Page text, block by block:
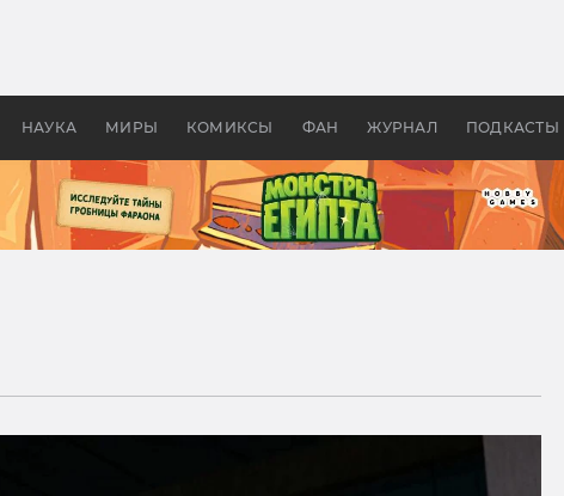
НАУКА МИРЫ КОМИКСЫ ФАН ЖУРНАЛ ПОДКАСТЫ
апокалипсис, в России —
бы «Властелина колец»